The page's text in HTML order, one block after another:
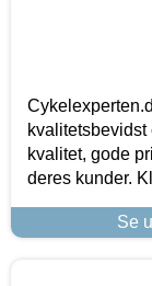
kvalitetsbevidst
kvalitet, gode
deres kunder.
Se